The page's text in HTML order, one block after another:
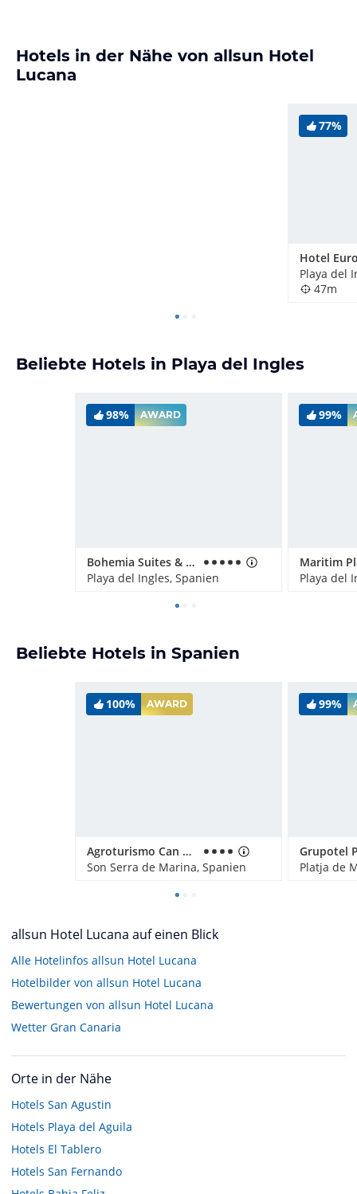
Hotels in der Nähe von allsun Hotel
Lucana
77%
Hotel
Playa del
47m
Beliebte Hotels in Playa del Ingles
98% AWARD
Bohemia Suites & Spa - Adults only
Playa del Ingles, Spanien
99%
Maritim
Playa del
Beliebte Hotels in Spanien
100% AWARD
Agroturismo Can Pere Rei
Son Serra de Marina, Spanien
99%
allsun Hotel Lucana auf einen Blick
Alle Hotelinfos allsun Hotel Lucana
Hotelbilder von allsun Hotel Lucana
Bewertungen von allsun Hotel Lucana
Wetter Gran Canaria
Orte in der Nähe
Hotels San Agustin
Hotels Playa del Aguila
Hotels El Tablero
Hotels San Fernando